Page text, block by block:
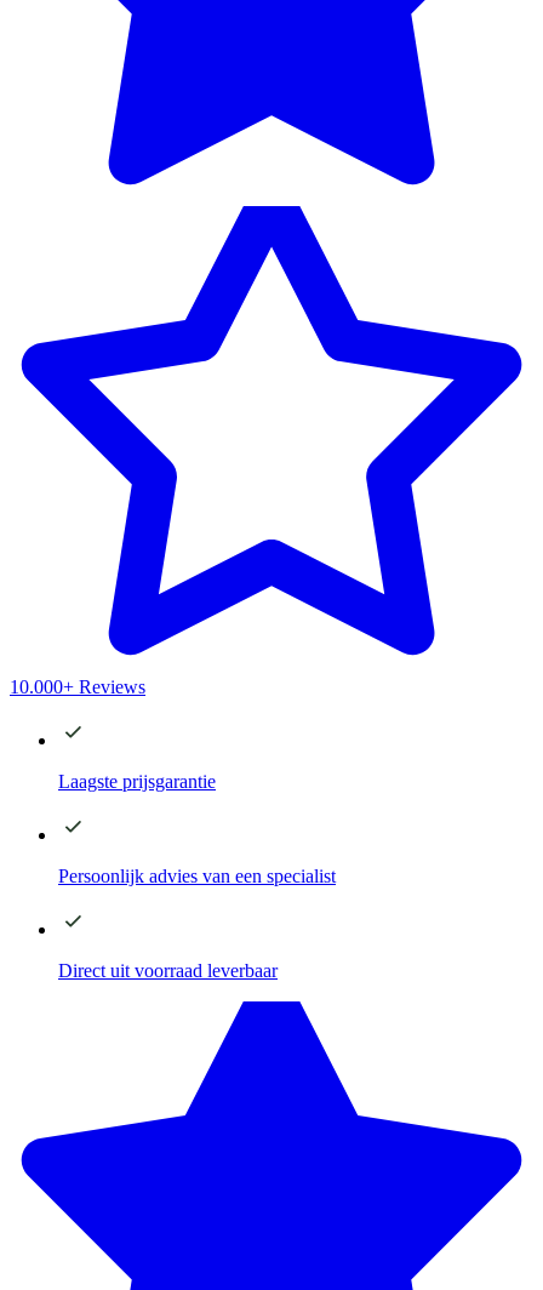
10.000+ Reviews
Laagste prijsgarantie
Persoonlijk advies van een specialist
Direct uit voorraad leverbaar